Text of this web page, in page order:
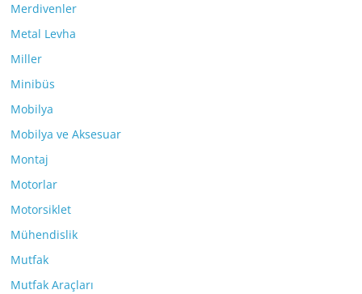
Merdivenler
Metal Levha
Miller
Minibüs
Mobilya
Mobilya ve Aksesuar
Montaj
Motorlar
Motorsiklet
Mühendislik
Mutfak
Mutfak Araçları